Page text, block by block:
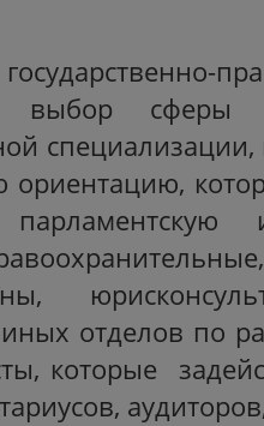
сферы
ориентацию,
отделов по
которые